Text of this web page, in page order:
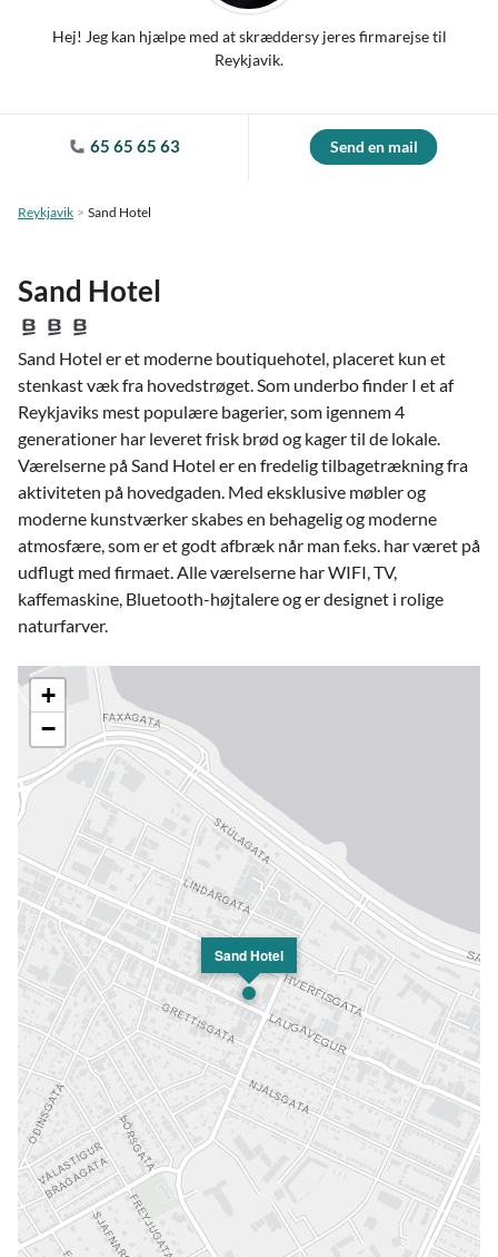
Hej! Jeg kan hjælpe med at skræddersy jeres firmarejse til
Reykjavik.
65 65 65 63 Send en mail
Reykjavik Sand Hotel
Sand Hotel
Sand Hotel er et moderne boutiquehotel, placeret kun et
stenkast væk fra hovedstrøget. Som underbo finder I et af
Reykjaviks mest populære bagerier, som igennem 4
generationer har leveret frisk brød og kager til de lokale.
Værelserne på Sand Hotel er en fredelig tilbagetrækning fra
aktiviteten på hovedgaden. Med eksklusive møbler og
moderne kunstværker skabes en behagelig og moderne
atmosfære, som er et godt afbræk når man f.eks. har været på
udflugt med firmaet. Alle værelserne har WIFI, TV,
kaffemaskine, Bluetooth-højtalere og er designet i rolige
naturfarver.
Sand Hotel
+
−